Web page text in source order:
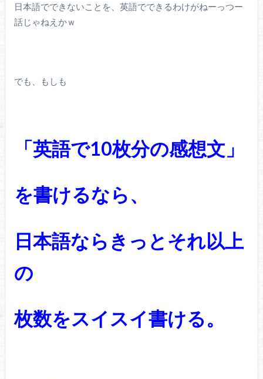
日本語でできないことを、英語でできるわけがねーっつー
話じゃねえかｗ
でも、もしも
「英語で10枚分の感想文」
を書けるなら、
日本語ならきっとそれ以上
の
枚数をスイスイ書ける。